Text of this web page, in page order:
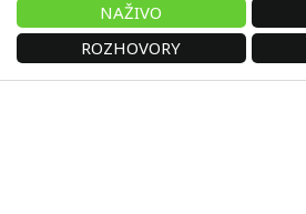
NAŽIVO
ROZHOVORY